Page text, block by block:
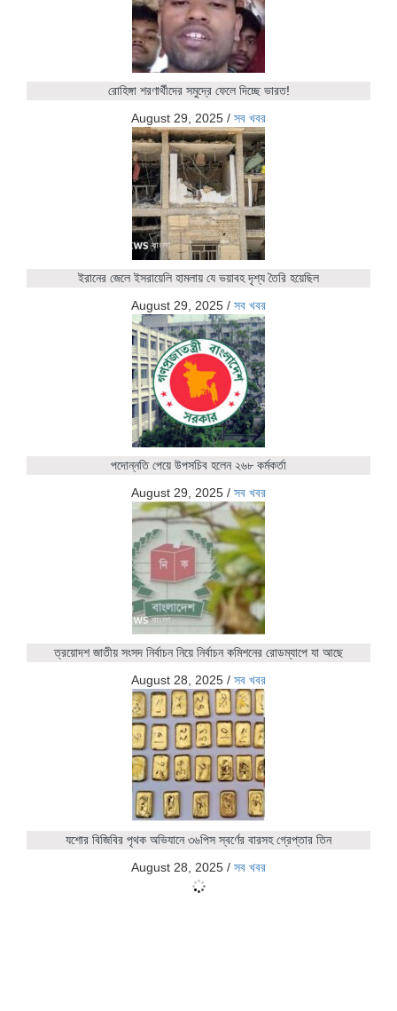
রোহিঙ্গা শরণার্থীদের সমুদ্রে ফেলে দিচ্ছে ভারত!
August 29, 2025 / সব খবর
ইরানের জেলে ইসরায়েলি হামলায় যে ভয়াবহ দৃশ্য তৈরি হয়েছিল
August 29, 2025 / সব খবর
পদোন্নতি পেয়ে উপসচিব হলেন ২৬৮ কর্মকর্তা
August 29, 2025 / সব খবর
ত্রয়োদশ জাতীয় সংসদ নির্বাচন নিয়ে নির্বাচন কমিশনের রোডম্যাপে যা আছে
August 28, 2025 / সব খবর
যশোর বিজিবির পৃথক অভিযানে ৩৬পিস স্বর্ণের বারসহ গ্রেপ্তার তিন
August 28, 2025 / সব খবর